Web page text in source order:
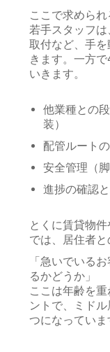
ここで求められ
若手スタッフ
取付など、手
きます。一方
いきます。
他業種との
装）
配管ルート
安全管理（
進捗の確認
とくに賃貸物
では、居住者と
「急いでいる
るかどうか」
ここは年齢を
ントで、ミド
つになっていま